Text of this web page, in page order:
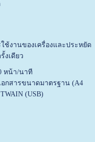
ช้งานของเครื่องและประหยัด
งเดียว
หน้า/นาที
กสารขนาดมาตรฐาน (A4
(USB)